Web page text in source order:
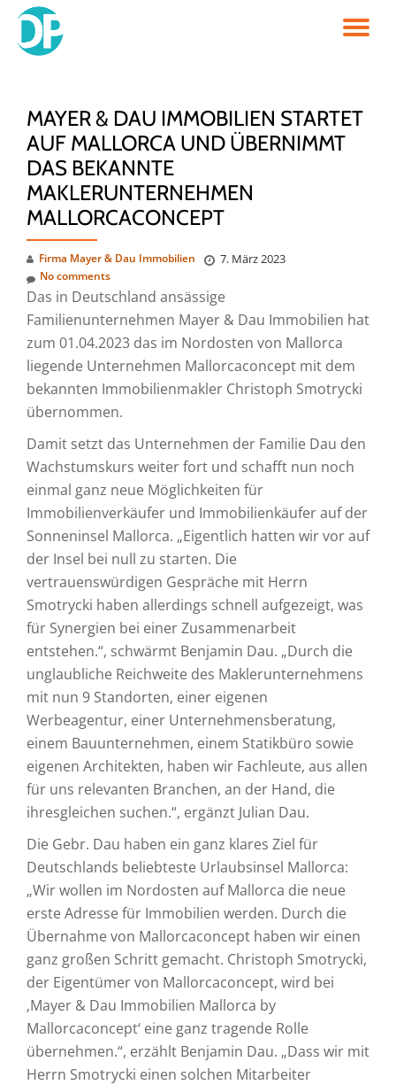
Skip
MAYER & DAU IMMOBILIEN STARTET
AUF MALLORCA UND ÜBERNIMMT
DAS BEKANNTE
MAKLERUNTERNEHMEN
MALLORCACONCEPT
Firma Mayer & Dau Immobilien 7. März 2023
No comments
Das in Deutschland ansässige
Familienunternehmen Mayer & Dau Immobilien hat
zum 01.04.2023 das im Nordosten von Mallorca
liegende Unternehmen Mallorcaconcept mit dem
bekannten Immobilienmakler Christoph Smotrycki
übernommen.
Damit setzt das Unternehmen der Familie Dau den
Wachstumskurs weiter fort und schafft nun noch
einmal ganz neue Möglichkeiten ­für
Immobilienverkäufer und Immobilienkäufer auf der
Sonneninsel Mallorca. „Eigentlich hatten wir vor auf
der Insel bei null zu starten. Die
vertrauenswürdigen Gespräche mit Herrn
Smotrycki haben allerdings schnell aufgezeigt, was
für Synergien bei einer Zusammenarbeit
entstehen.“, schwärmt Benjamin Dau. „Durch die
unglaubliche Reichweite des Maklerunternehmens
mit nun 9 Standorten, einer eigenen
Werbeagentur, einer Unternehmensberatung,
einem Bauunternehmen, einem Statikbüro sowie
eigenen Architekten, haben wir Fachleute, aus allen
für uns relevanten Branchen, an der Hand, die
ihresgleichen suchen.“, ergänzt Julian Dau.
Die Gebr. Dau haben ein ganz klares Ziel für
Deutschlands beliebteste Urlaubsinsel Mallorca:
„Wir wollen im Nordosten auf Mallorca die neue
erste Adresse für Immobilien werden. Durch die
Übernahme von Mallorcaconcept haben wir einen
ganz großen Schritt gemacht. Christoph Smotrycki,
der Eigentümer von Mallorcaconcept, wird bei
‚Mayer & Dau Immobilien Mallorca by
Mallorcaconcept‘ eine ganz tragende Rolle
übernehmen.“, erzählt Benjamin Dau. „Dass wir mit
Herrn Smotrycki einen solchen Mitarbeiter